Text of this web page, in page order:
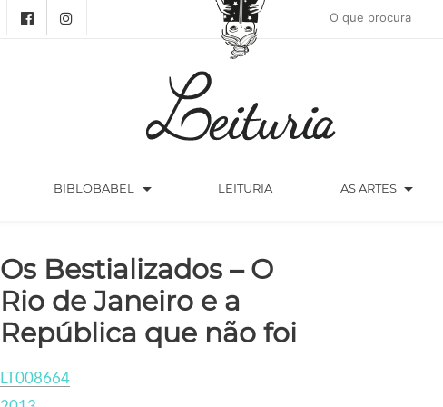
BIBLOBABEL arrow_drop_down LEITURIA AS ARTES arrow_drop_down
Os Bestializados – O
Rio de Janeiro e a
República que não foi
LT008664